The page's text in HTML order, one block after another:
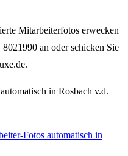
Mitarbeiterfotos erwecken
an oder schicken Sie
Fotos automatisch in